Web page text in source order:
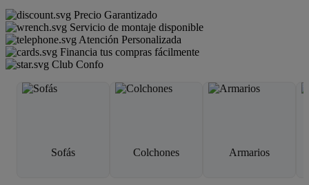
Precio Garantizado
Servicio de montaje disponible
Atención Personalizada
Financia tus compras fácilmente
Club Confo
Sofás Colchones Armarios